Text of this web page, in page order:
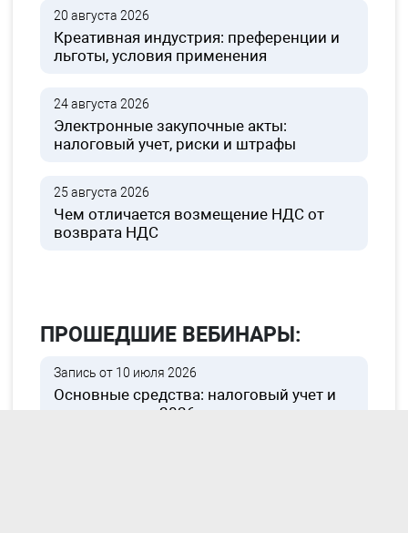
20 августа 2026
Креативная индустрия: преференции и
льготы, условия применения
24 августа 2026
Электронные закупочные акты:
налоговый учет, риски и штрафы
25 августа 2026
Чем отличается возмещение НДС от
возврата НДС
ПРОШЕДШИЕ ВЕБИНАРЫ:
Запись от 10 июля 2026
Основные средства: налоговый учет и
новые нормы 2026 года